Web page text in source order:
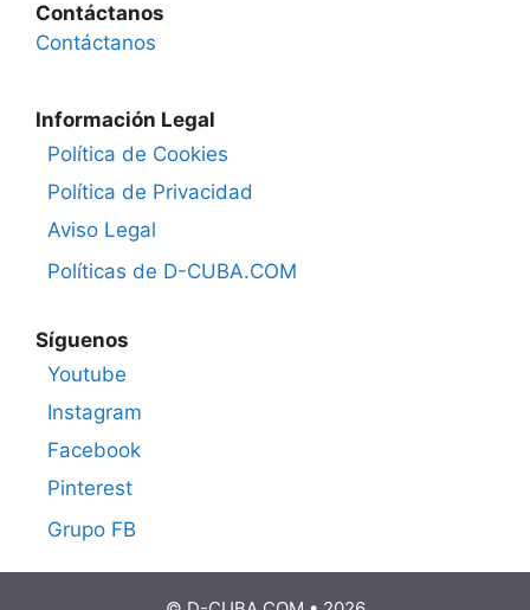
Contáctanos
Contáctanos
Información Legal
Política de Cookies
Política de Privacidad
Aviso Legal
Políticas de D-CUBA.COM
Síguenos
Youtube
Instagram
Facebook
Pinterest
Grupo FB